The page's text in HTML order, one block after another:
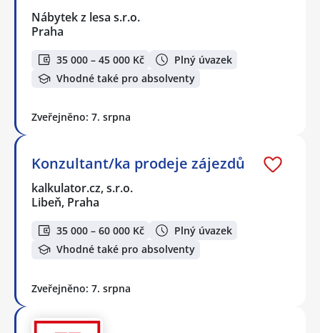
Nábytek z lesa s.r.o.
Praha
35 000 – 45 000 Kč
Plný úvazek
Vhodné také pro absolventy
Zveřejněno: 7. srpna
Konzultant/ka prodeje zájezdů
kalkulator.cz, s.r.o.
Libeň, Praha
35 000 – 60 000 Kč
Plný úvazek
Vhodné také pro absolventy
Zveřejněno: 7. srpna